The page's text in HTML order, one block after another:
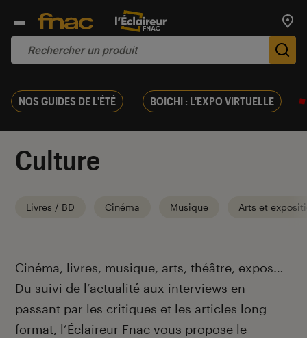
NOS GUIDES DE L'ÉTÉ BOICHI : L'EXPO VIRTUELLE
Culture
Livres / BD Cinéma Musique Arts et
Introduction
Cinéma, livres, musique, arts, théâtre, expos…
Du suivi de l’actualité aux interviews en
passant par les critiques et les articles long
format, l’Éclaireur Fnac vous propose le